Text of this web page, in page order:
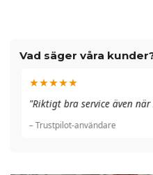
Vad säger våra
★★★★★
"Riktigt bra service även
– Trustpilot-användare